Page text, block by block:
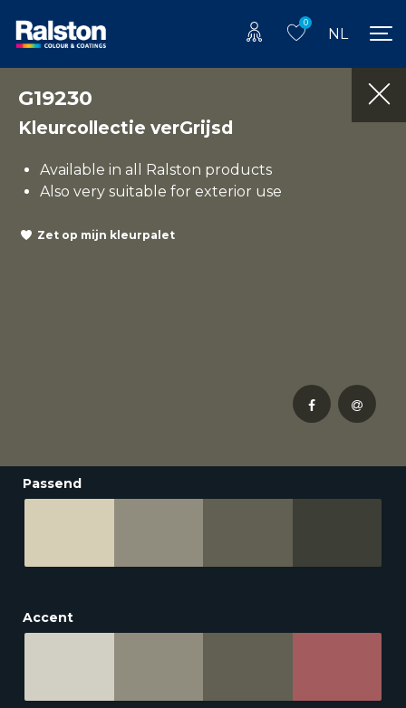
0
NL
G19230
Kleurcollectie verGrijsd
Available in all Ralston products
Also very suitable for exterior use
Zet op mijn kleurpalet
Passend
Accent